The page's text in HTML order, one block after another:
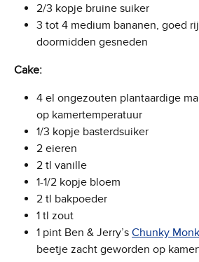
2/3 kopje bruine suiker
3 tot 4 medium bananen, goed
doormidden gesneden
Cake:
4 el ongezouten plantaardige
op kamertemperatuur
1/3 kopje basterdsuiker
2 eieren
2 tl vanille
1-1/2 kopje bloem
2 tl bakpoeder
1 tl zout
1 pint Ben & Jerry’s Chunky
beetje zacht geworden op